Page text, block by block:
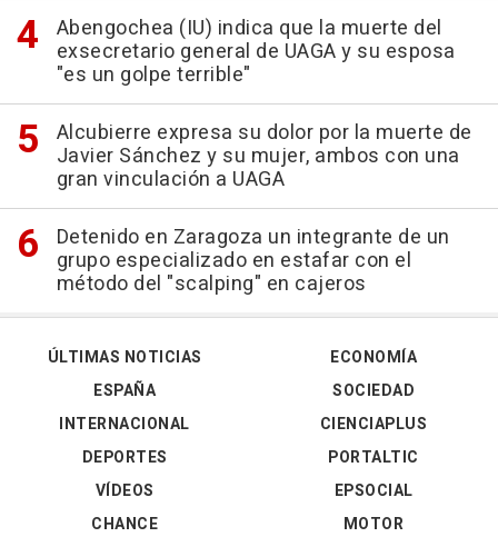
Abengochea (IU) indica que la muerte del
exsecretario general de UAGA y su esposa
"es un golpe terrible"
Alcubierre expresa su dolor por la muerte de
Javier Sánchez y su mujer, ambos con una
gran vinculación a UAGA
Detenido en Zaragoza un integrante de un
grupo especializado en estafar con el
método del "scalping" en cajeros
ÚLTIMAS NOTICIAS
ESPAÑA
INTERNACIONAL
DEPORTES
VÍDEOS
ECONOMÍA
SOCIEDAD
CIENCIAPLUS
PORTALTIC
EPSOCIAL
CHANCE
MOTOR